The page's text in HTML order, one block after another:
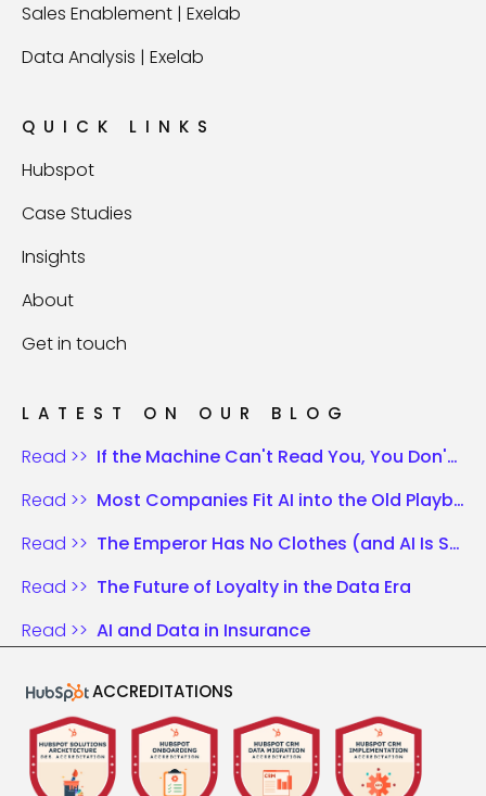
Sales Enablement | Exelab
Data Analysis | Exelab
QUICK LINKS
Hubspot
Case Studies
Insights
About
Get in touch
LATEST ON OUR BLOG
Read >> If the Machine Can't Read You, You Don't Exist
Read >> Most Companies Fit AI into the Old Playbook. Those Who Win Rewrite the Rules.
Read >> The Emperor Has No Clothes (and AI Is Shouting It)
Read >> The Future of Loyalty in the Data Era
Read >> AI and Data in Insurance
ACCREDITATIONS